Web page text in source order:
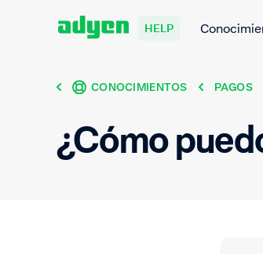
HELP
CONOCIMIENTOS PAGOS
¿Cómo